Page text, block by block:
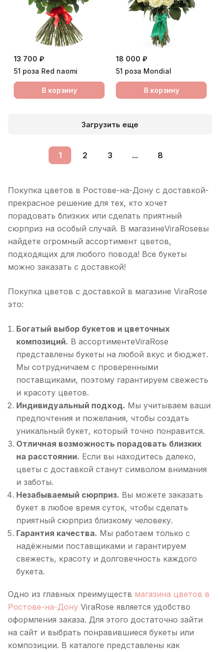
13 700 ₽
51 роза Red naomi
В корзину
18 000 ₽
51 роза Мondial
В корзину
Загрузить еще
1 2 3 ... 8
Покупка цветов в Ростове-на-Дону с доставкой-
прекрасное решение для тех, кто хочет
порадовать близких или сделать приятный
сюрприз на особый случай. В магазинеViraRoseвы
найдете огромный ассортимент цветов,
подходящих для любого повода! Все букеты
можно заказать с доставкой!
Покупка цветов с доставкой в магазине ViraRose
это:
Богатый выбор букетов и цветочных
композиций. В ассортиментеViraRose
представлены букеты на любой вкус и бюджет.
Мы сотрудничаем с проверенными
поставщиками, поэтому гарантируем свежесть
и красоту цветов.
Индивидуальный подход. Мы учитываем ваши
предпочтения и пожелания, чтобы создать
уникальный букет, который точно понравится.
Отличная возможность порадовать близких
на расстоянии. Если вы находитесь далеко,
цветы с доставкой станут символом внимания
и заботы.
Незабываемый сюрприз. Вы можете заказать
букет в любое время суток, чтобы сделать
приятный сюрприз близкому человеку.
Гарантия качества. Мы работаем только с
надёжными поставщиками и гарантируем
свежесть, красоту и долговечность каждого
букета.
Одно из главных преимуществ магазина цветов в
Ростове-на-Дону ViraRose является удобство
оформления заказа. Для этого достаточно зайти
на сайт и выбрать понравившиеся букеты или
композиции. В каталоге представлены как